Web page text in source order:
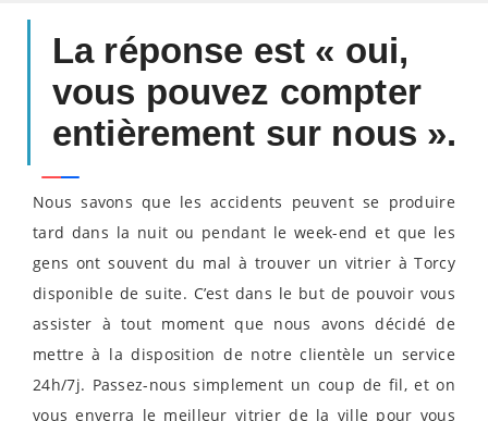
La réponse est « oui,
vous pouvez compter
entièrement sur nous ».
Nous savons que les accidents peuvent se produire
tard dans la nuit ou pendant le week-end et que les
gens ont souvent du mal à trouver un vitrier à Torcy
disponible de suite. C’est dans le but de pouvoir vous
assister à tout moment que nous avons décidé de
mettre à la disposition de notre clientèle un service
24h/7j. Passez-nous simplement un coup de fil, et on
vous enverra le meilleur vitrier de la ville pour vous